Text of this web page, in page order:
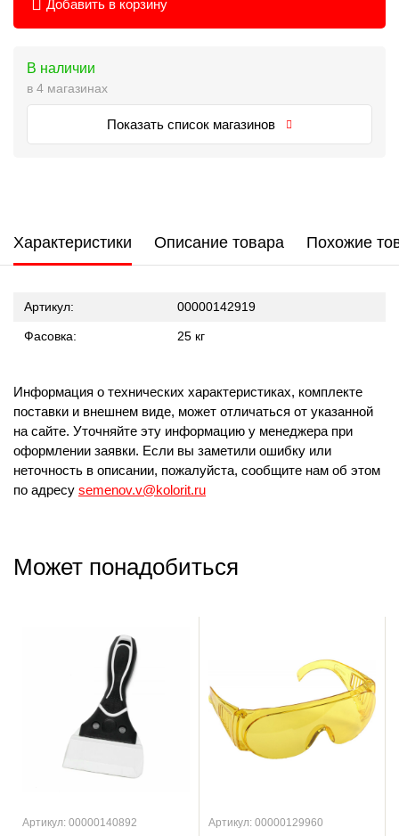
Добавить в корзину
В наличии
в 4 магазинах
Показать список магазинов
Характеристики Описание товара Похожие
Артикул: 00000142919
Фасовка: 25 кг
Информация о технических характеристиках, комплекте
поставки и внешнем виде, может отличаться от указанной
на сайте. Уточняйте эту информацию у менеджера при
оформлении заявки. Если вы заметили ошибку или
неточность в описании, пожалуйста, сообщите нам об этом
по адресу semenov.v@kolorit.ru
Может понадобиться
Артикул: 00000140892 Артикул: 00000129960